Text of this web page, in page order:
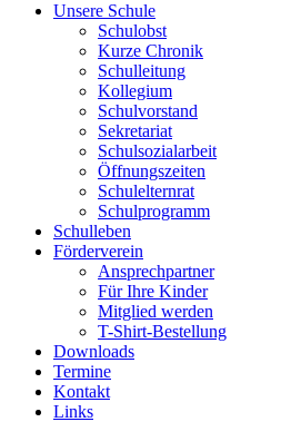
Unsere Schule
Schulobst
Kurze Chronik
Schulleitung
Kollegium
Schulvorstand
Sekretariat
Schulsozialarbeit
Öffnungszeiten
Schulelternrat
Schulprogramm
Schulleben
Förderverein
Ansprechpartner
Für Ihre Kinder
Mitglied werden
T-Shirt-Bestellung
Downloads
Termine
Kontakt
Links